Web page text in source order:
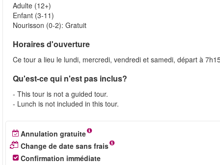
Adulte (12+)
Enfant (3-11)
Nourisson (0-2): Gratuit
Horaires d'ouverture
Ce tour a lieu le lundi, mercredi, vendredi et samedi, départ à
Qu'est-ce qui n'est pas inclus?
- This tour is not a guided tour.
- Lunch is not included in this tour.
Annulation gratuite
Change de date sans frais
Confirmation immédiate